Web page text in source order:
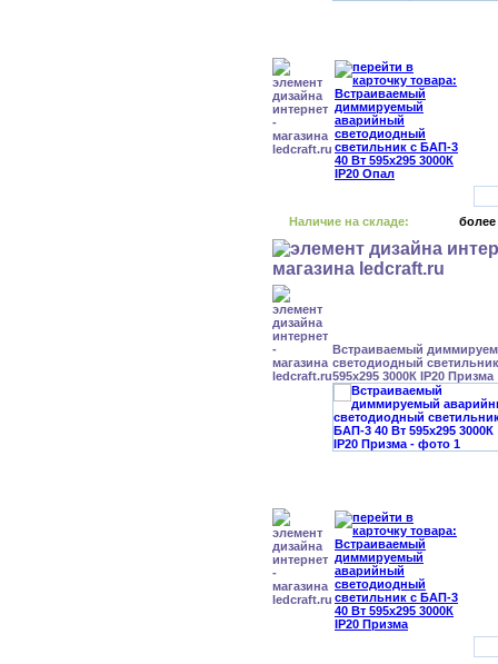
Наличие на складе: более
Встраиваемый
светодиодный
595x295 3000К IP20 Призма